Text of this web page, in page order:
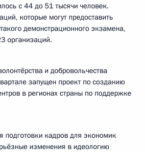
с 44 до 51 тысячи человек.
которые могут предоставить
демонстрационного экзамена,
организаций.
и добровольчества
запущен проект по созданию
в регионах страны по поддержке
подготовки кадров для экономик
изменения в идеологию